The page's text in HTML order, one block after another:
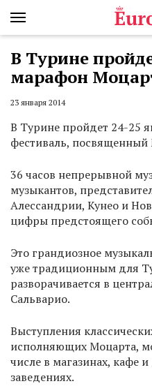
В Турине
марафон
23 января 2014
В Турине пройдет 24-25
фестиваль, посвященный
36 часов непрерывной
музыкантов,
Алессандрии, Кунео и
цифры предстоящего
Это грандиозное
уже традиционным для
разворачивается в
Сальварио.
Выступления
исполняющих Моцарта,
числе в магазинах, кафе
заведениях.